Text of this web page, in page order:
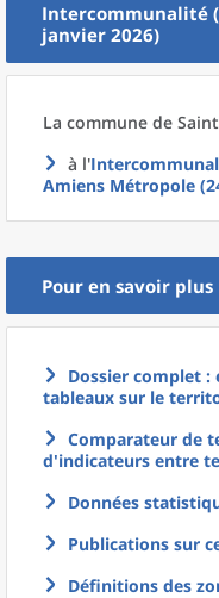
Intercommunalité
janvier 2026)
La commune de
à l'
Amiens Métropole
Pour en savoir plus
Dossier complet :
tableaux sur le
Comparateur de
d'indicateurs entre
Données
Publications sur
Définitions des